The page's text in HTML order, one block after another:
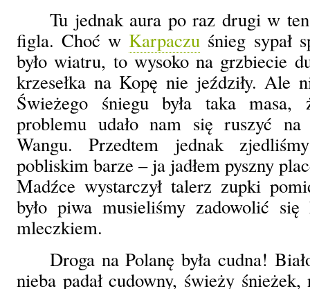
Tu jednak aura po raz drugi w ten
figla. Choć w Karpaczu śnieg sypał
było wiatru, to wysoko na grzbiecie
krzesełka na Kopę nie jeździły. Ale
Świeżego śniegu była taka masa,
problemu udało nam się ruszyć na
Wangu. Przedtem jednak
pobliskim barze – ja jadłem pyszny
Madźce wystarczył talerz zupki
było piwa musieliśmy zadowolić się
mleczkiem.
Droga na Polanę była cudna!
nieba padał cudowny, świeży